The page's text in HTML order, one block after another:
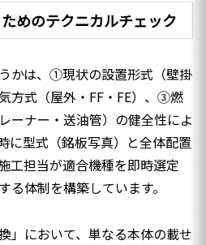
めのテクニカルチェック
かは、①現状の設置形式（壁掛
方式（屋外・FF・FE）、③燃
ーナー・送油管）の健全性によ
に型式（銘板写真）と全体配置
工担当が適合機種を即時選定
る体制を構築しています。
」において、単なる本体の載せ